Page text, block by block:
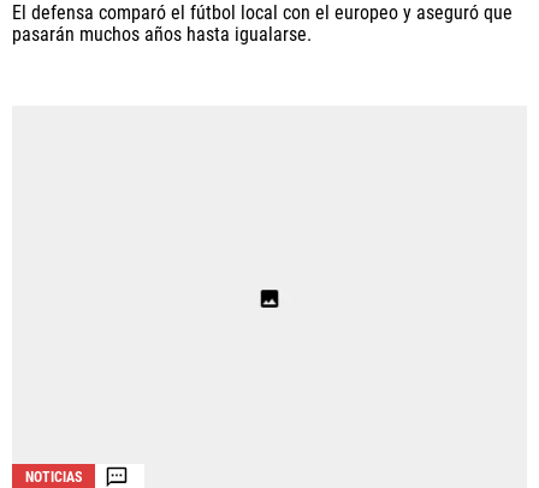
El defensa comparó el fútbol local con el europeo y aseguró que
pasarán muchos años hasta igualarse.
NOTICIAS